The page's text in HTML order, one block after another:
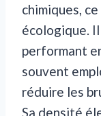
chimiques,
écologique.
performant
souvent
réduire les
Sa densité